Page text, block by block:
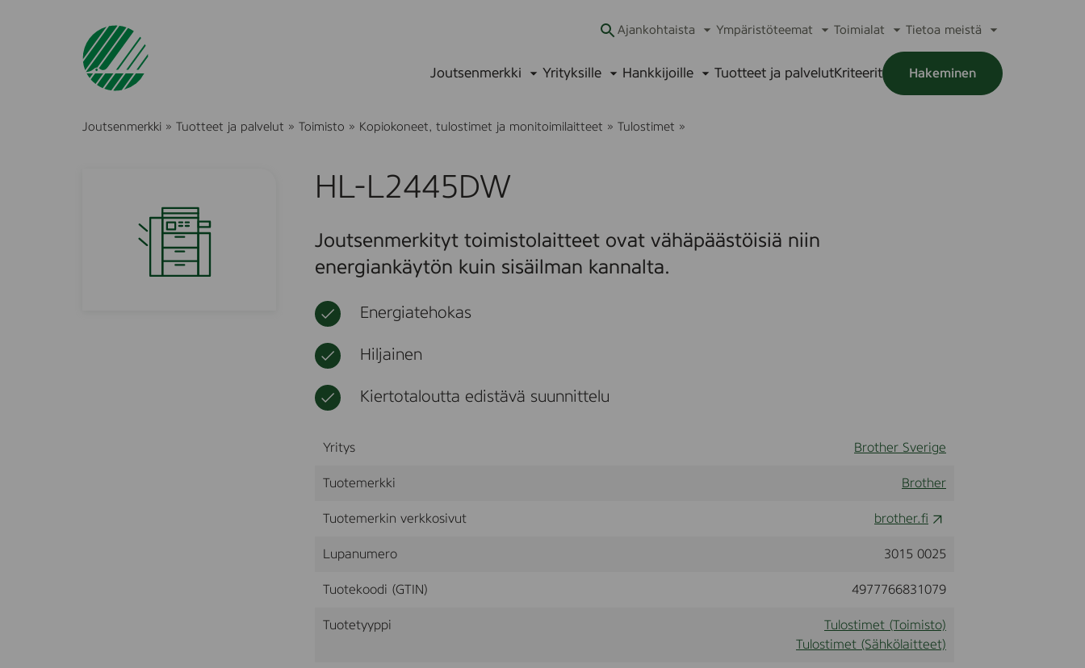
Ajankohtaista Ympäristöteemat Toimialat
alavalikko
Tietoa meistä
alavalikko
Joutsenmerkki Yrityksille Hankkijoille Tuotteet ja palvelutKriteerit Hakeminen
Joutsenmerkki » Tuotteet ja palvelut » Toimisto » Kopiokoneet, tulostimet ja monitoimilaitteet » Tulostimet »
D
W
HL-L2445DW
Joutsenmerkityt toimistolaitteet ovat vähäpäästöisiä niin
energiankäytön kuin sisäilman kannalta.
Energiatehokas
Hiljainen
Kiertotaloutta edistävä suunnittelu
Yritys Brother Sverige
Tuotemerkki Brother
Tuotemerkin verkkosivut brother.fi
Lupanumero 3015 0025
Tuotekoodi (GTIN) 4977766831079
Tuotetyyppi
Tulostimet (Toimisto)
Tulostimet (Sähkölaitteet)